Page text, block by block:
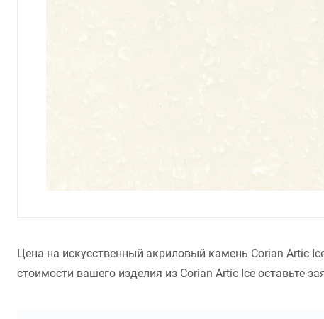
Цена на искусственный акриловый камень Corian Artic
стоимости вашего изделия из Corian Artic Ice оставьте